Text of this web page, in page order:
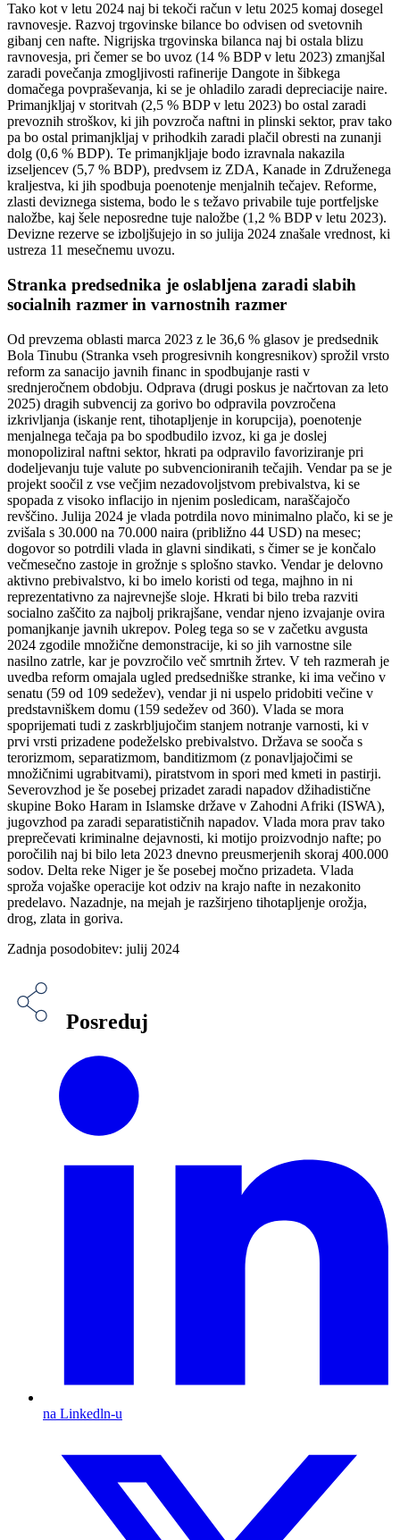
Tako kot v letu 2024 naj bi tekoči račun v letu 2025 komaj dosegel
ravnovesje. Razvoj trgovinske bilance bo odvisen od svetovnih
gibanj cen nafte. Nigrijska trgovinska bilanca naj bi ostala blizu
ravnovesja, pri čemer se bo uvoz (14 % BDP v letu 2023) zmanjšal
zaradi povečanja zmogljivosti rafinerije Dangote in šibkega
domačega povpraševanja, ki se je ohladilo zaradi depreciacije naire.
Primanjkljaj v storitvah (2,5 % BDP v letu 2023) bo ostal zaradi
prevoznih stroškov, ki jih povzroča naftni in plinski sektor, prav tako
pa bo ostal primanjkljaj v prihodkih zaradi plačil obresti na zunanji
dolg (0,6 % BDP). Te primanjkljaje bodo izravnala nakazila
izseljencev (5,7 % BDP), predvsem iz ZDA, Kanade in Združenega
kraljestva, ki jih spodbuja poenotenje menjalnih tečajev. Reforme,
zlasti deviznega sistema, bodo le s težavo privabile tuje portfeljske
naložbe, kaj šele neposredne tuje naložbe (1,2 % BDP v letu 2023).
Devizne rezerve se izboljšujejo in so julija 2024 znašale vrednost, ki
ustreza 11 mesečnemu uvozu.
Stranka predsednika je oslabljena zaradi slabih
socialnih razmer in varnostnih razmer
Od prevzema oblasti marca 2023 z le 36,6 % glasov je predsednik
Bola Tinubu (Stranka vseh progresivnih kongresnikov) sprožil vrsto
reform za sanacijo javnih financ in spodbujanje rasti v
srednjeročnem obdobju. Odprava (drugi poskus je načrtovan za leto
2025) dragih subvencij za gorivo bo odpravila povzročena
izkrivljanja (iskanje rent, tihotapljenje in korupcija), poenotenje
menjalnega tečaja pa bo spodbudilo izvoz, ki ga je doslej
monopoliziral naftni sektor, hkrati pa odpravilo favoriziranje pri
dodeljevanju tuje valute po subvencioniranih tečajih. Vendar pa se je
projekt soočil z vse večjim nezadovoljstvom prebivalstva, ki se
spopada z visoko inflacijo in njenim posledicam, naraščajočo
revščino. Julija 2024 je vlada potrdila novo minimalno plačo, ki se je
zvišala s 30.000 na 70.000 naira (približno 44 USD) na mesec;
dogovor so potrdili vlada in glavni sindikati, s čimer se je končalo
večmesečno zastoje in grožnje s splošno stavko. Vendar je delovno
aktivno prebivalstvo, ki bo imelo koristi od tega, majhno in ni
reprezentativno za najrevnejše sloje. Hkrati bi bilo treba razviti
socialno zaščito za najbolj prikrajšane, vendar njeno izvajanje ovira
pomanjkanje javnih ukrepov. Poleg tega so se v začetku avgusta
2024 zgodile množične demonstracije, ki so jih varnostne sile
nasilno zatrle, kar je povzročilo več smrtnih žrtev. V teh razmerah je
uvedba reform omajala ugled predsedniške stranke, ki ima večino v
senatu (59 od 109 sedežev), vendar ji ni uspelo pridobiti večine v
predstavniškem domu (159 sedežev od 360). Vlada se mora
spoprijemati tudi z zaskrbljujočim stanjem notranje varnosti, ki v
prvi vrsti prizadene podeželsko prebivalstvo. Država se sooča s
terorizmom, separatizmom, banditizmom (z ponavljajočimi se
množičnimi ugrabitvami), piratstvom in spori med kmeti in pastirji.
Severovzhod je še posebej prizadet zaradi napadov džihadistične
skupine Boko Haram in Islamske države v Zahodni Afriki (ISWA),
jugovzhod pa zaradi separatističnih napadov. Vlada mora prav tako
preprečevati kriminalne dejavnosti, ki motijo proizvodnjo nafte; po
poročilih naj bi bilo leta 2023 dnevno preusmerjenih skoraj 400.000
sodov. Delta reke Niger je še posebej močno prizadeta. Vlada
sproža vojaške operacije kot odziv na krajo nafte in nezakonito
predelavo. Nazadnje, na mejah je razširjeno tihotapljenje orožja,
drog, zlata in goriva.
Zadnja posodobitev: julij 2024
Posreduj
na Linkedln-u